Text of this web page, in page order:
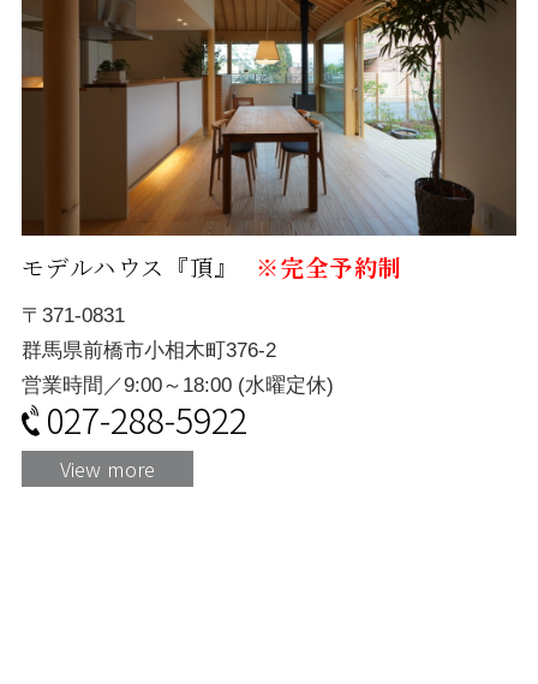
モデルハウス『頂』 ※完全予約制
〒371-0831
群馬県前橋市小相木町376-2
営業時間／9:00～18:00 (水曜定休)
027-288-5922
View more